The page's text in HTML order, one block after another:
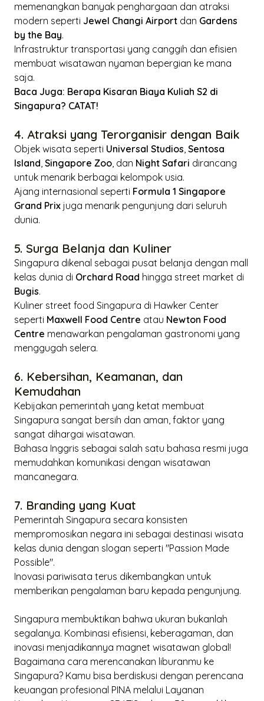
memenangkan banyak penghargaan dan atraksi
modern seperti Jewel Changi Airport dan Gardens
by the Bay.
Infrastruktur transportasi yang canggih dan efisien
membuat wisatawan nyaman bepergian ke mana
saja.
Baca Juga: Berapa Kisaran Biaya Kuliah S2 di
Singapura? CATAT!
4. Atraksi yang Terorganisir dengan Baik
Objek wisata seperti Universal Studios, Sentosa
Island, Singapore Zoo, dan Night Safari dirancang
untuk menarik berbagai kelompok usia.
Ajang internasional seperti Formula 1 Singapore
Grand Prix juga menarik pengunjung dari seluruh
dunia.
5. Surga Belanja dan Kuliner
Singapura dikenal sebagai pusat belanja dengan mall
kelas dunia di Orchard Road hingga street market di
Bugis.
Kuliner street food Singapura di Hawker Center
seperti Maxwell Food Centre atau Newton Food
Centre menawarkan pengalaman gastronomi yang
menggugah selera.
6. Kebersihan, Keamanan, dan
Kemudahan
Kebijakan pemerintah yang ketat membuat
Singapura sangat bersih dan aman, faktor yang
sangat dihargai wisatawan.
Bahasa Inggris sebagai salah satu bahasa resmi juga
memudahkan komunikasi dengan wisatawan
mancanegara.
7. Branding yang Kuat
Pemerintah Singapura secara konsisten
mempromosikan negara ini sebagai destinasi wisata
kelas dunia dengan slogan seperti "Passion Made
Possible".
Inovasi pariwisata terus dikembangkan untuk
memberikan pengalaman baru kepada pengunjung.
Singapura membuktikan bahwa ukuran bukanlah
segalanya. Kombinasi efisiensi, keberagaman, dan
inovasi menjadikannya magnet wisatawan global!
Bagaimana cara merencanakan liburanmu ke
Singapura? Kamu bisa berdiskusi dengan perencana
keuangan profesional PINA melalui Layanan